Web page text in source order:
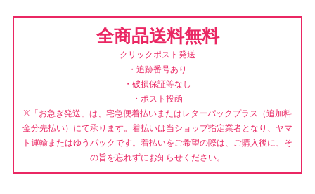
全商品送料無料
クリックポスト発送
・追跡番号あり
・破損保証等なし
・ポスト投函
※「お急ぎ発送」は、宅急便着払いまたはレターパックプラス（追加料
金分先払い）にて承ります。着払いは当ショップ指定業者となり、ヤマ
ト運輸またはゆうパックです。着払いをご希望の際は、ご購入後に、そ
の旨を忘れずにお知らせください。